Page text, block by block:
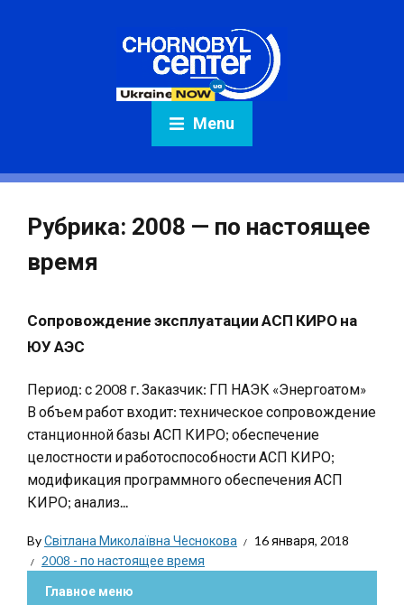
Menu
Рубрика: 2008 — по настоящее
время
Сопровождение эксплуатации АСП КИРО на
ЮУ АЭС
Период: с 2008 г. Заказчик: ГП НАЭК «Энергоатом»
В объем работ входит: техническое сопровождение
станционной базы АСП КИРО; обеспечение
целостности и работоспособности АСП КИРО;
модификация программного обеспечения АСП
КИРО; анализ...
ByСвітлана Миколаївна Чеснокова
16 января, 2018
2008 - по настоящее время
Главное меню